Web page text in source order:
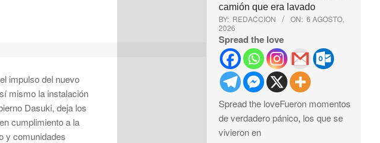
impulso del nuevo
mismo la instalación
Dasuki, deja los
cumplimiento a la
y comunidades
camión que era lavado
BY: REDACCION ON: 6 AGOSTO,
2026
Spread the love
Spread the loveFueron momentos
de verdadero pánico, los que se
vivieron en